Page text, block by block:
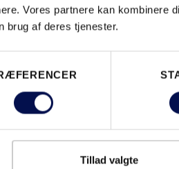
Vores partnere kan kombinere
brug af deres tjenester.
Tillad valgte